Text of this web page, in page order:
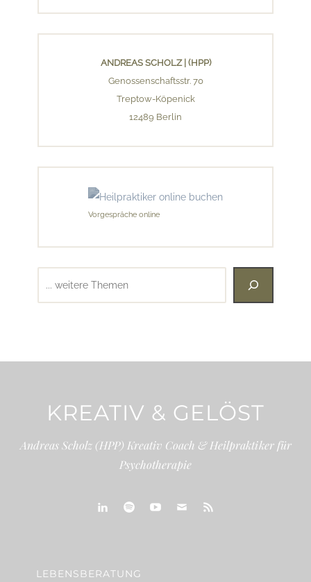
ANDREAS SCHOLZ | (HPP)
Genossenschaftsstr. 70
Treptow-Köpenick
12489 Berlin
Vorgespräche online
KREATIV & GELÖST
Andreas Scholz (HPP) Kreativ Coach & Heilpraktiker für
Psychotherapie
LEBENSBERATUNG